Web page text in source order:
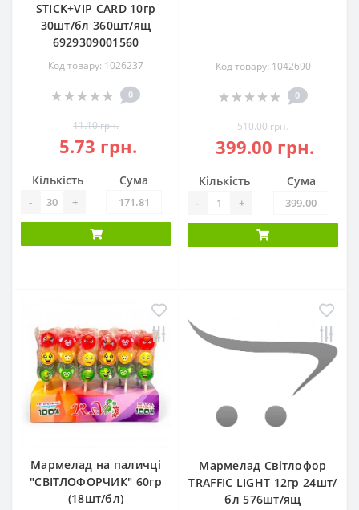
STICK+VIP CARD 10гр
30шт/бл 360шт/ящ
6929309001560
Код товару: 1026237
0
11.10 грн.
5.73 грн.
Кількість
- +
Сума
Код товару: 1042690
0
510.00 грн.
399.00 грн.
Кількість
- +
Сума
Мармелад на паличці
"СВІТЛОФОРЧИК" 60гр
(18шт/бл)
Мармелад Світлофор
TRAFFIC LIGHT 12гр 24шт/
бл 576шт/ящ